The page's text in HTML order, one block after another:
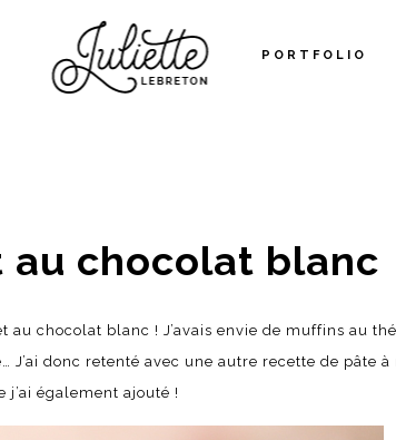
PORTFOLIO
au chocolat blanc
chocolat blanc ! J’avais envie de muffins au
J’ai donc retenté avec une autre recette de pâte
également ajouté !